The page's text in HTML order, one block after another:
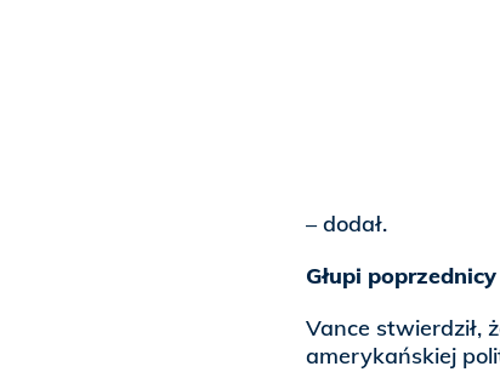
– dodał.
Głupi poprzednicy
Vance stwierdził,
amerykańskiej